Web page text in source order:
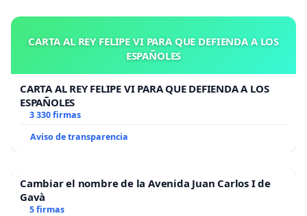
CARTA AL REY FELIPE VI PARA QUE DEFIENDA A LOS
ESPAÑOLES
CARTA AL REY FELIPE VI PARA QUE DEFIENDA A LOS
ESPAÑOLES
3 330 firmas
Aviso de transparencia
Cambiar el nombre de la Avenida Juan Carlos I de
Gavà
5 firmas